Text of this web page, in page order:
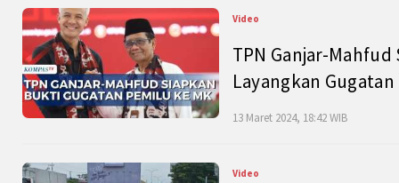
Video
TPN Ganjar-
Layangkan
13 Maret 2024, 18:42 WIB
Video